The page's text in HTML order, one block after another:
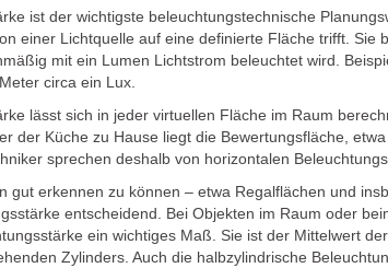
ist der wichtigste beleuchtungstechnische
einer Lichtquelle auf eine definierte Fläche trifft. Sie
mit ein Lumen Lichtstrom beleuchtet wird.
circa ein Lux.
lässt sich in jeder virtuellen Fläche im Raum
der Küche zu Hause liegt die Bewertungsfläche,
sprechen deshalb von horizontalen
gut erkennen zu können – etwa Regalflächen und
entscheidend. Bei Objekten im Raum oder
ein wichtiges Maß. Sie ist der Mittelwert
Zylinders. Auch die halbzylindrische